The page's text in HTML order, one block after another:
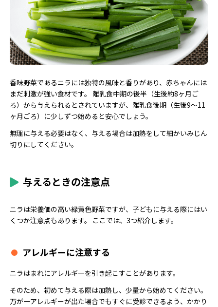
香味野菜であるニラには独特の風味と香りがあり、赤ちゃんには
まだ刺激が強い食材です。 離乳食中期の後半（生後約8ヶ月ご
ろ）から与えられるとされていますが、離乳食後期（生後9〜11
ヶ月ごろ）に少しずつ始めると安心でしょう。
無理に与える必要はなく、与える場合は加熱をして細かいみじん
切りにしてください。
与えるときの注意点
ニラは栄養価の高い緑黄色野菜ですが、子どもに与える際にはい
くつか注意点もあります。 ここでは、3つ紹介します。
アレルギーに注意する
ニラはまれにアレルギーを引き起こすことがあります。
そのため、初めて与える際は加熱し、少量から始めてください。
万が一アレルギーが出た場合でもすぐに受診できるよう、かかり